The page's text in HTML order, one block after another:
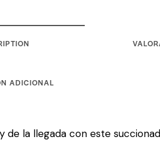
ADICIONAL
de la llegada con este